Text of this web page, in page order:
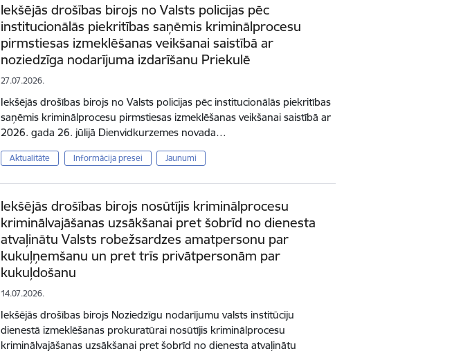
Iekšējās drošības birojs no Valsts policijas pēc
institucionālās piekritības saņēmis kriminālprocesu
pirmstiesas izmeklēšanas veikšanai saistībā ar
noziedzīga nodarījuma izdarīšanu Priekulē
27.07.2026.
Iekšējās drošības birojs no Valsts policijas pēc institucionālās piekritības
saņēmis kriminālprocesu pirmstiesas izmeklēšanas veikšanai saistībā ar
2026. gada 26. jūlijā Dienvidkurzemes novada…
Aktualitāte Informācija presei Jaunumi
Iekšējās drošības birojs nosūtījis kriminālprocesu
kriminālvajāšanas uzsākšanai pret šobrīd no dienesta
atvaļinātu Valsts robežsardzes amatpersonu par
kukuļņemšanu un pret trīs privātpersonām par
kukuļdošanu
14.07.2026.
Iekšējās drošības birojs Noziedzīgu nodarījumu valsts institūciju
dienestā izmeklēšanas prokuratūrai nosūtījis kriminālprocesu
kriminālvajāšanas uzsākšanai pret šobrīd no dienesta atvaļinātu